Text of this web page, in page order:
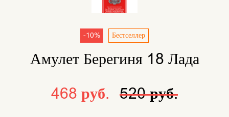
-10% Бестселлер
Амулет Берегиня 18 Лада
468 руб.
520 руб.